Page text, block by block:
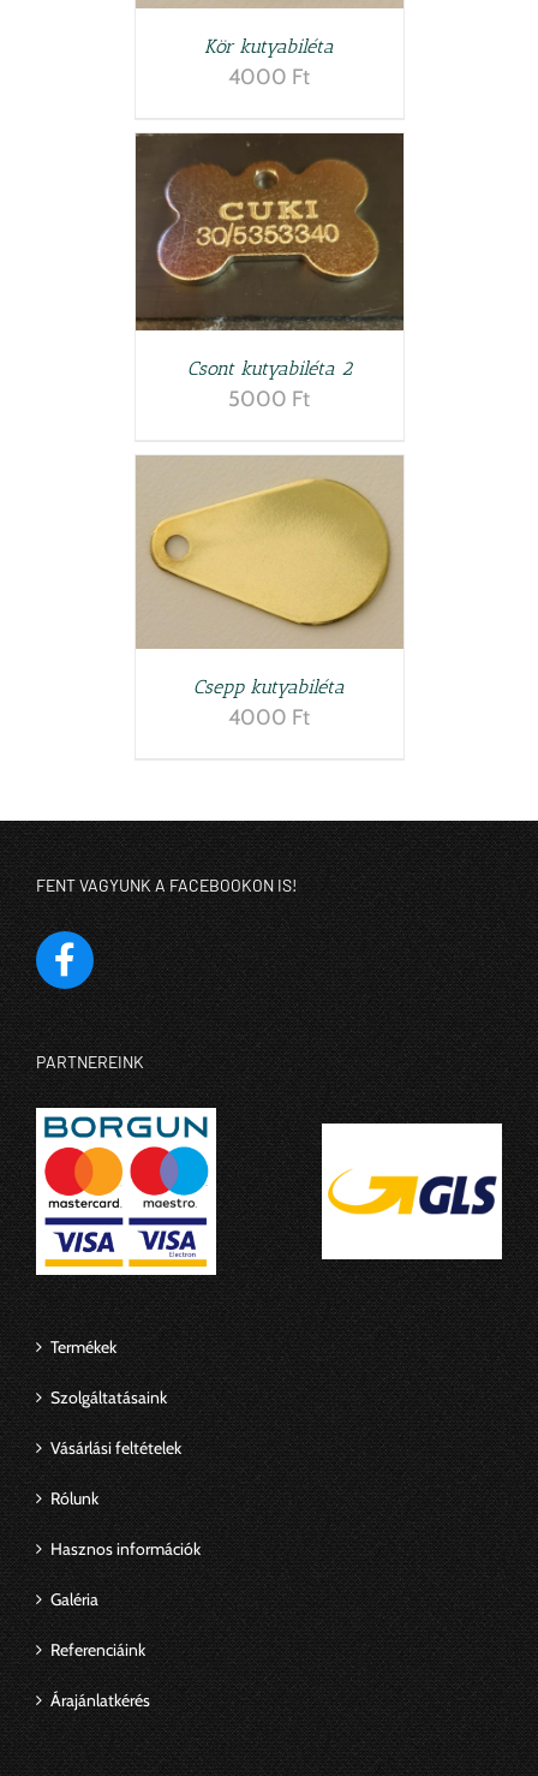
Kör kutyabiléta
4000 Ft
Csont kutyabiléta 2
5000 Ft
Csepp kutyabiléta
4000 Ft
FENT VAGYUNK A FACEBOOKON IS!
PARTNEREINK
Termékek
Szolgáltatásaink
Vásárlási feltételek
Rólunk
Hasznos információk
Galéria
Referenciáink
Árajánlatkérés